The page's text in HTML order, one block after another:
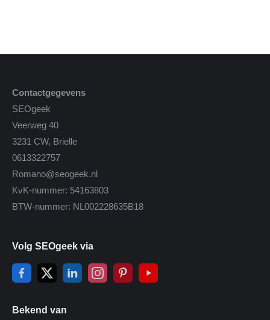
Contactgegevens
SEOgeek
Veerweg 40
3231 CW, Brielle
0613322757
Romano@seogeek.nl
KvK-nummer: 54163803
BTW-nummer: NL002228635B18
Volg SEOgeek via
Bekend van